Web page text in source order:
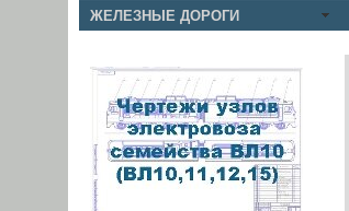
ЖЕЛЕЗНЫЕ ДОРОГИ